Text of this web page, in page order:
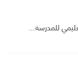
للمدرسة…